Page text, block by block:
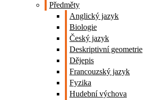
Předměty
Anglický jazyk
Biologie
Český jazyk
Deskriptivní geometrie
Dějepis
Francouzský jazyk
Fyzika
Hudební výchova